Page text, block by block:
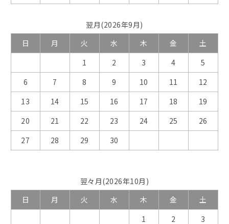
翌月(2026年9月)
日
月 火 水 木 金
土
1
2 3 4
5
6
7 8 9 10 11
12
13
14 15 16 17 18
19
20
21 22 23 24 25
26
27
28 29 30
翌々月(2026年10月)
日
月 火 水 木 金
土
1
2
3